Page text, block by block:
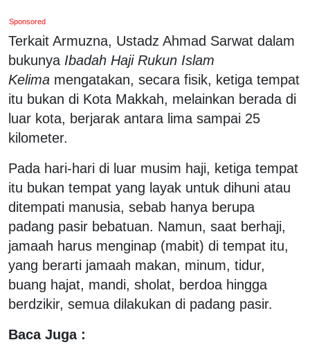
Sponsored
Terkait Armuzna, Ustadz Ahmad Sarwat dalam
bukunya Ibadah Haji Rukun Islam
Kelima mengatakan, secara fisik, ketiga tempat
itu bukan di Kota Makkah, melainkan berada di
luar kota, berjarak antara lima sampai 25
kilometer.
Pada hari-hari di luar musim haji, ketiga tempat
itu bukan tempat yang layak untuk dihuni atau
ditempati manusia, sebab hanya berupa
padang pasir bebatuan. Namun, saat berhaji,
jamaah harus menginap (mabit) di tempat itu,
yang berarti jamaah makan, minum, tidur,
buang hajat, mandi, sholat, berdoa hingga
berdzikir, semua dilakukan di padang pasir.
Baca Juga :